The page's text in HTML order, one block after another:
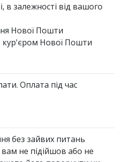
в залежності від вашого
Нової Пошти
кур'єром Нової Пошти
Оплата під час
без зайвих питань
не підійшов або не